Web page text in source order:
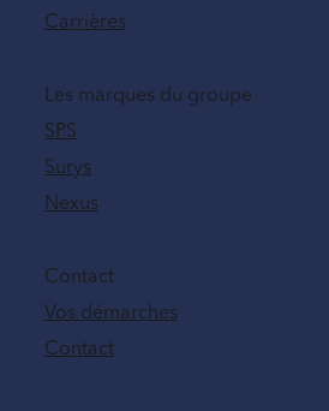
Carrières
Les marques du groupe
SPS
Surys
Nexus
Contact
Vos démarches
Contact